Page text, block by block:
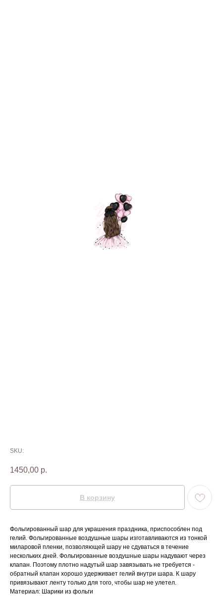
SKU:
1450,00 р.
В корзину
Фольгированный шар для украшения праздника, приспособлен под
гелий. Фольгированные воздушные шары изготавливаются из тонкой
миларовой пленки, позволяющей шару не сдуваться в течение
нескольких дней. Фольгированные воздушные шары надувают через
клапан. Поэтому плотно надутый шар завязывать не требуется -
обратный клапан хорошо удерживает гелий внутри шара. К шару
привязывают ленту только для того, чтобы шар не улетел.
Материал: Шарики из фольги